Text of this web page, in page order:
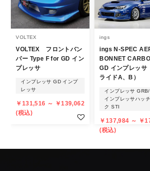
※商品写真は実際の商品とカラ
ジが若干異なる場合もございま
商品名や説明等でご確認くだ
発送について
・エアロパーツ・マフラー等の
個人宅への直送・営業所止めが
があることはご了承ください。
また、小さな商品でも、メー
は個人宅直送・営業所止めが不
・発送先に、塗装・取付店等の
VOLTEX
VOLTEX フロントバン
パー Type F for GD イン
プレッサ
インプレッサ GD インプ
レッサ
￥131,516 ～ ￥139,062
(税込)
ings
ings N-SPEC
BONNET
GD インプレッサ
ライドA、B）
インプレッサ
インプレッサハッ
ク STI
￥137,984 ～ ￥
(税込)